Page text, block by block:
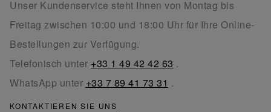
Unser Kundenservice steht Ihnen von Montag bis
Freitag zwischen 10:00 und 18:00 Uhr für Ihre Online-
Bestellungen zur Verfügung.
Telefonisch unter +33 1 49 42 42 63 .
WhatsApp unter +33 7 89 41 73 31 .
KONTAKTIEREN SIE UNS